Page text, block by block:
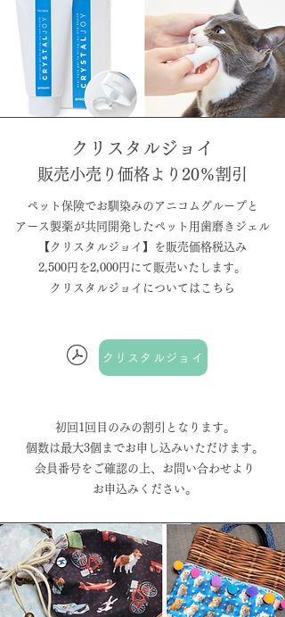
クリスタルジョイ
販売小売り価格より20％割引
ペット保険でお馴染みのアニコムグループと
アース製薬が共同開発したペット用歯磨きジェル
【クリスタルジョイ】を販売価格税込み
​2,500円を2,000円にて販売いたします。
​クリスタルジョイについてはこちら
クリスタルジョイ
初回1回目のみの割引となります。
個数は最大3個までお申し込みいただけます。
会員番号をご確認の上、お問い合わせより
​お申込みください。